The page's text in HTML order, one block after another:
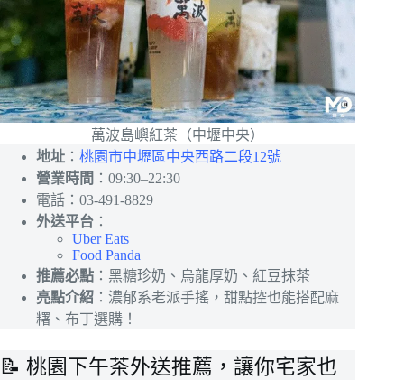
萬波島嶼紅茶（中壢中央）
地址 ： 桃園市中壢區中央西路二段12號
營業時間 ：09:30–22:30
電話：03-491-8829
外送平台 ：
Uber Eats
Food Panda
推薦必點 ：黑糖珍奶、烏龍厚奶、紅豆抹茶
亮點介紹 ：濃郁系老派手搖，甜點控也能搭配麻
糬、布丁選購！
📝 桃園下午茶外送推薦，讓你宅家也